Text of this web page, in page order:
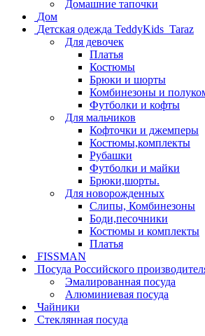
Домашние тапочки
Дом
Детская одежда TeddyKids_Taraz
Для девочек
Платья
Костюмы
Брюки и шорты
Комбинезоны и
Футболки и кофты
Для мальчиков
Кофточки и джемперы
Костюмы,комплекты
Рубашки
Футболки и майки
Брюки,шорты.
Для новорожденных
Слипы, Комбинезоны
Боди,песочники
Костюмы и комплекты
Платья
FISSMAN
Посуда Российского
Эмалированная посуда
Алюминиевая посуда
Чайники
Стеклянная посуда